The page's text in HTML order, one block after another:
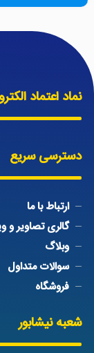
نماد اعتماد
دسترسی سریع
ارتباط با ما
گالری تصاویر و
وبلاگ
سوالات متداول
فروشگاه
شعبه نیشابور